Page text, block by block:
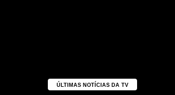
ÚLTIMAS NOTÍCIAS DA TV